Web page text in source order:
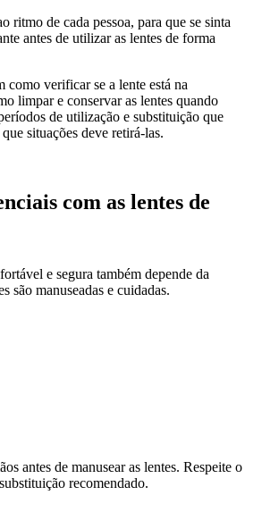
ritmo de cada pessoa, para que se sinta
antes de utilizar as lentes de forma
como verificar se a lente está na
limpar e conservar as lentes quando
de utilização e substituição que
situações deve retirá-las.
com as lentes de
e segura também depende da
são manuseadas e cuidadas.
antes de manusear as lentes. Respeite o
recomendado.